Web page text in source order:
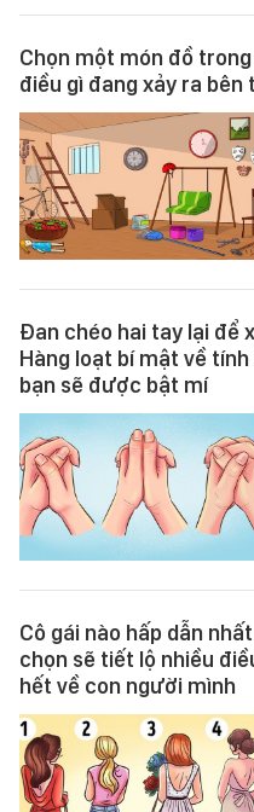
Chọn một món đồ
điều gì đang xảy ra
Đan chéo hai tay lại để
Hàng loạt bí mật về
bạn sẽ được bật mí
Cô gái nào hấp dẫn
chọn sẽ tiết lộ nhiều
hết về con người mình